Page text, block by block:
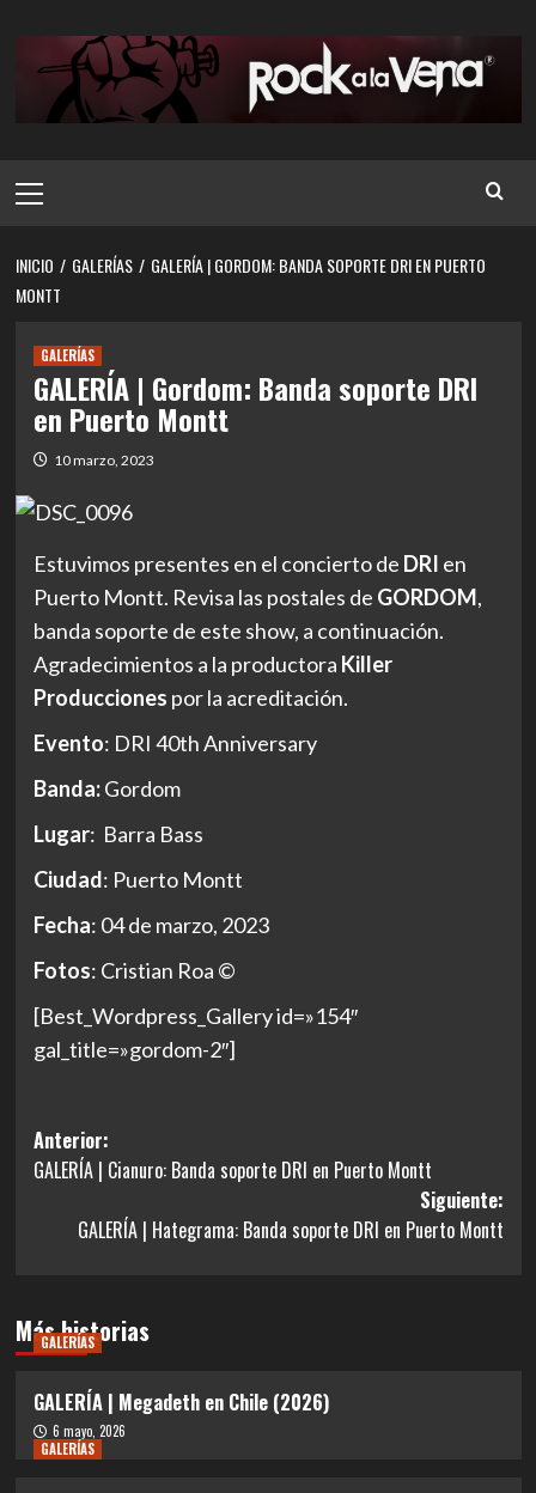
contenido
principal
INICIO GALERÍAS
GALERÍA | GORDOM: BANDA SOPORTE DRI EN PUERTO
MONTT
GALERÍAS
GALERÍA | Gordom: Banda soporte DRI
en Puerto Montt
10 marzo, 2023
Estuvimos presentes en el concierto de DRI en
Puerto Montt. Revisa las postales de GORDOM,
banda soporte de este show, a continuación.
Agradecimientos a la productora Killer
Producciones por la acreditación.
Evento: DRI 40th Anniversary
Banda:Gordom
Lugar: Barra Bass
Ciudad: Puerto Montt
Fecha: 04 de marzo, 2023
Fotos: Cristian Roa ©
[Best_Wordpress_Gallery id=»154″
gal_title=»gordom-2″]
Navegación
de
entradas
Anterior:
GALERÍA | Cianuro: Banda soporte DRI en Puerto Montt
Siguiente:
GALERÍA | Hategrama: Banda soporte DRI en Puerto Montt
Más historias
GALERÍAS
GALERÍA | Megadeth en Chile (2026)
6 mayo, 2026
GALERÍAS